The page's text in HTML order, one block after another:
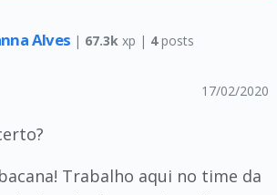
Alves | 67.3k xp | 4posts
17/02/2020
Trabalho aqui no time da